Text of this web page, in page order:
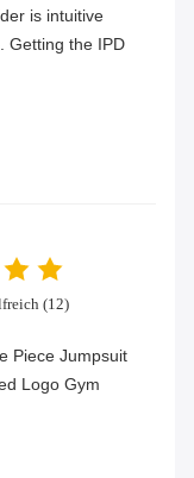
is intuitive
Getting the IPD
(12)
Piece Jumpsuit
Logo Gym